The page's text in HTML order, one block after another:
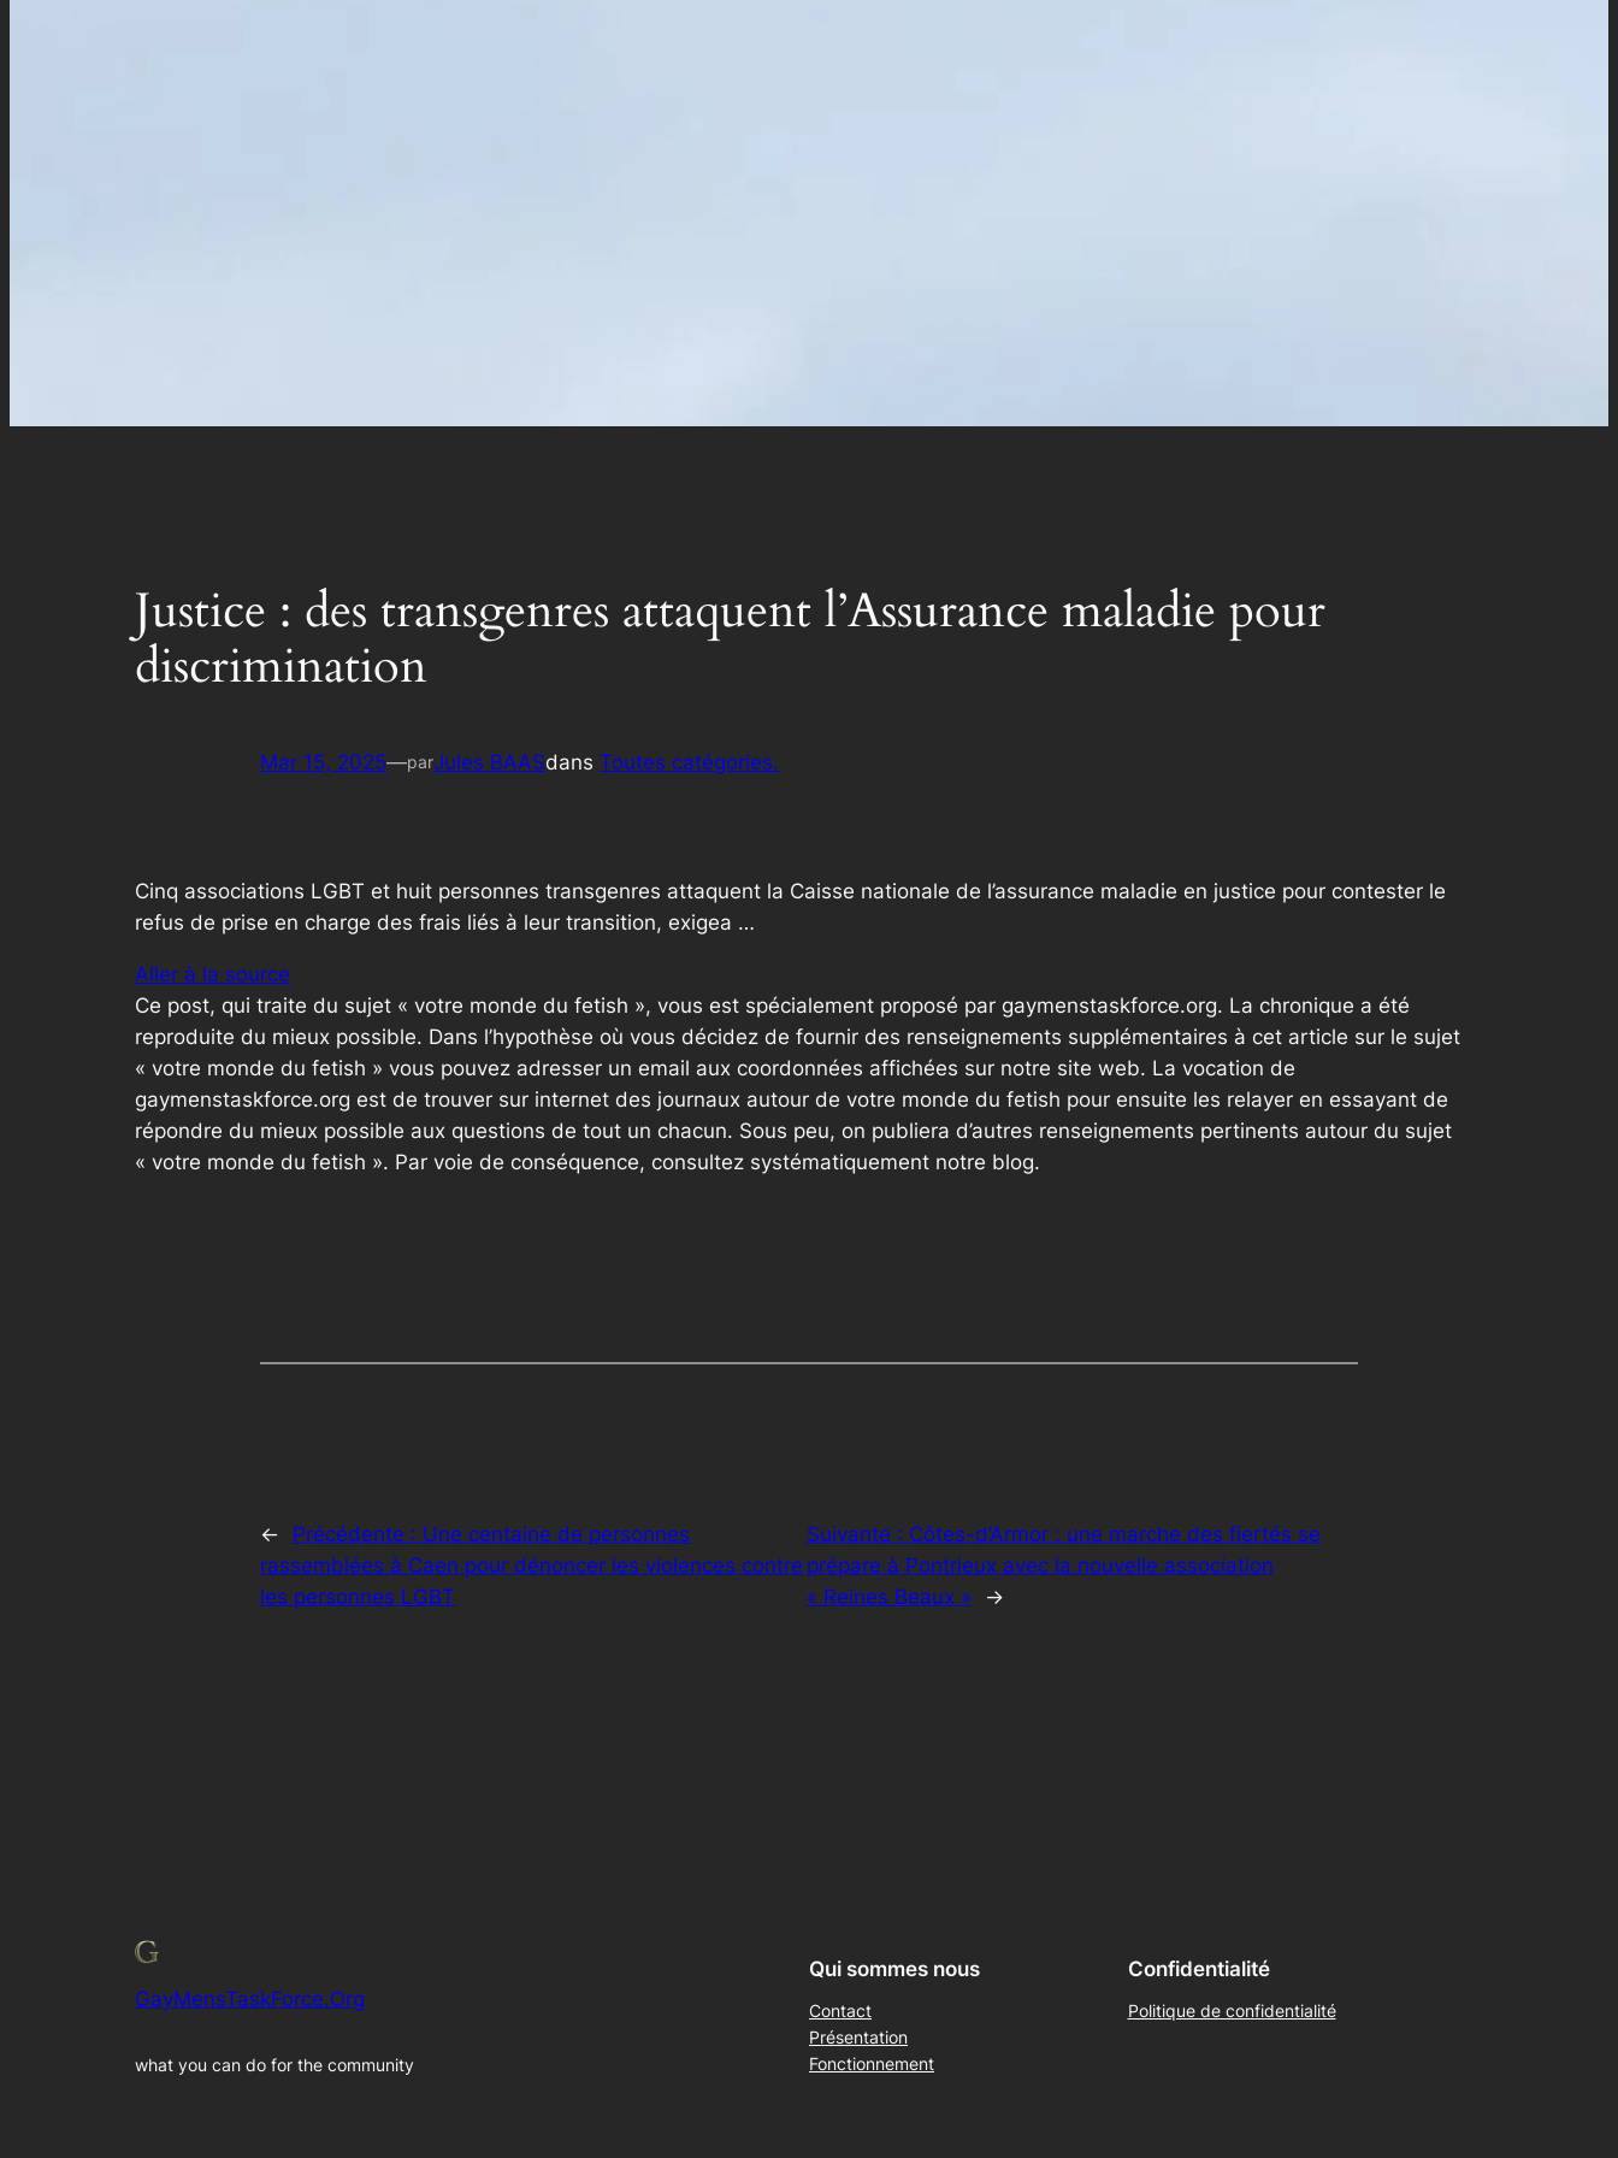
Justice : des transgenres attaquent l’Assurance maladie pour
discrimination
Mar 15, 2025—parJules BAASdans Toutes catégories.
Cinq associations LGBT et huit personnes transgenres attaquent la Caisse nationale de l’assurance maladie en justice pour contester le
refus de prise en charge des frais liés à leur transition, exigea …
Aller à la source
Ce post, qui traite du sujet « votre monde du fetish », vous est spécialement proposé par gaymenstaskforce.org. La chronique a été
reproduite du mieux possible. Dans l’hypothèse où vous décidez de fournir des renseignements supplémentaires à cet article sur le sujet
« votre monde du fetish » vous pouvez adresser un email aux coordonnées affichées sur notre site web. La vocation de
gaymenstaskforce.org est de trouver sur internet des journaux autour de votre monde du fetish pour ensuite les relayer en essayant de
répondre du mieux possible aux questions de tout un chacun. Sous peu, on publiera d’autres renseignements pertinents autour du sujet
« votre monde du fetish ». Par voie de conséquence, consultez systématiquement notre blog.
← Précédente : Une centaine de personnes
rassemblées à Caen pour dénoncer les violences contre
les personnes LGBT
Suivante : Côtes-d’Armor : une marche des fiertés se
prépare à Pontrieux avec la nouvelle association
« Reines Beaux »
→
GayMensTaskForce.Org
what you can do for the community
Qui sommes nous
Contact
Présentation
Fonctionnement
Confidentialité
Politique de confidentialité